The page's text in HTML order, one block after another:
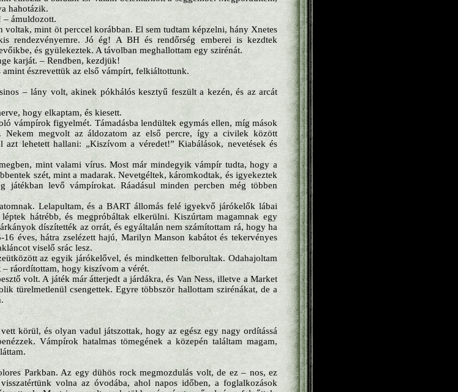
hahotázik.
– ámuldozott.
voltak, mint öt perccel korábban. El sem tudtam képzelni, hány Xnetes
rendezvényemre. Jó ég! A BH és rendőrség emberei is kezdtek
és gyülekeztek. A távolban meghallottam egy szirénát.
karját. – Rendben, kezdjük!
észrevettük az első vámpírt, felkiáltottunk.
– lány volt, akinek pókhálós kesztyű feszült a kezén, és az arcát
hogy elkaptam, és kiesett.
vámpírok figyelmét. Támadásba lendültek egymás ellen, míg mások
Nekem megvolt az áldozatom az első percre, így a civilek között
azt lehetett hallani: „Kiszívom a véredet!” Kiabálások, nevetések és
mint valami vírus. Most már mindegyik vámpír tudta, hogy a
szét, mint a madarak. Nevetgéltek, káromkodtak, és igyekeztek
játékban levő vámpírokat. Ráadásul minden percben még többen
Lelapultam, és a BART állomás felé igyekvő járókelők lábai
hátrébb, és megpróbáltak elkerülni. Kiszúrtam magamnak egy
díszítették az orrát, és egyáltalán nem számítottam rá, hogy ha
éves, hátra zselézett hajú, Marilyn Manson kabátot és tekervényes
viselő srác lesz.
az egyik járókelővel, és mindketten felborultak. Odahajoltam
ráordítottam, hogy kiszívom a vérét.
volt. A játék már átterjedt a járdákra, és Van Ness, illetve a Market
türelmetlenül csengettek. Egyre többször hallottam szirénákat, de a
körül, és olyan vadul játszottak, hogy az egész egy nagy ordítássá
Vámpírok hatalmas tömegének a közepén találtam magam,
Parkban. Az egy dühös rock megmozdulás volt, de ez – nos, ez
volna az óvodába, ahol napos időben, a foglalkozások